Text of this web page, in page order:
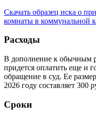
Скачать образец иска о
комнаты в коммунальной
Расходы
В дополнение к обычным
придется оплатить еще и
обращение в суд. Ее
2026 году составляет 300
Сроки